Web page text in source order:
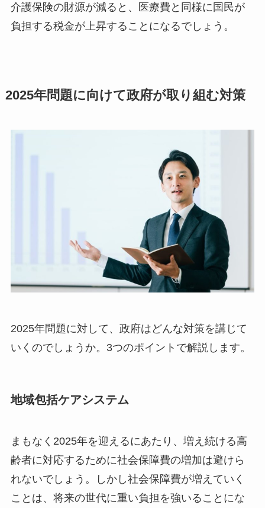
介護保険の財源が減ると、医療費と同様に国民が
負担する税金が上昇することになるでしょう。
2025年問題に向けて政府が取り組む対策
2025年問題に対して、政府はどんな対策を講じて
いくのでしょうか。3つのポイントで解説します。
地域包括ケアシステム
まもなく2025年を迎えるにあたり、増え続ける高
齢者に対応するために社会保障費の増加は避けら
れないでしょう。しかし社会保障費が増えていく
ことは、将来の世代に重い負担を強いることにな